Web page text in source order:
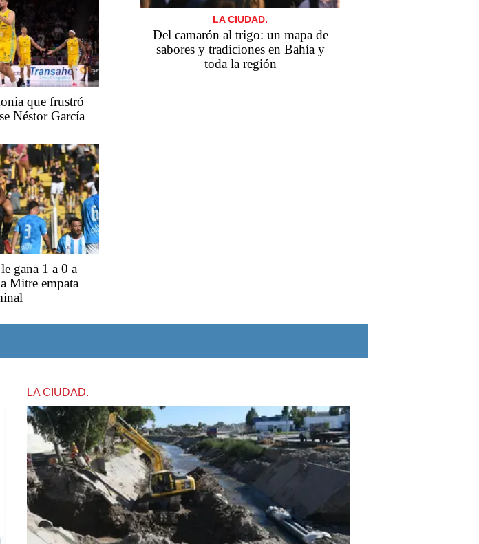
que frustró
Néstor García
gana 1 a 0 a
Mitre empata
LA CIUDAD.
Del camarón al trigo: un mapa de
sabores y tradiciones en Bahía y
toda la región
LA CIUDAD.